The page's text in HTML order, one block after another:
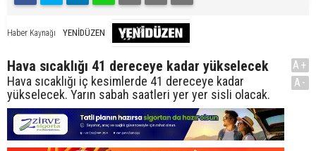
Haber Kaynağı YENİDÜZEN
Hava sıcaklığı 41 dereceye kadar yükselecek
Hava sıcaklığı iç kesimlerde 41 dereceye kadar
yükselecek. Yarın sabah saatleri yer yer sisli olacak.
A+
A-